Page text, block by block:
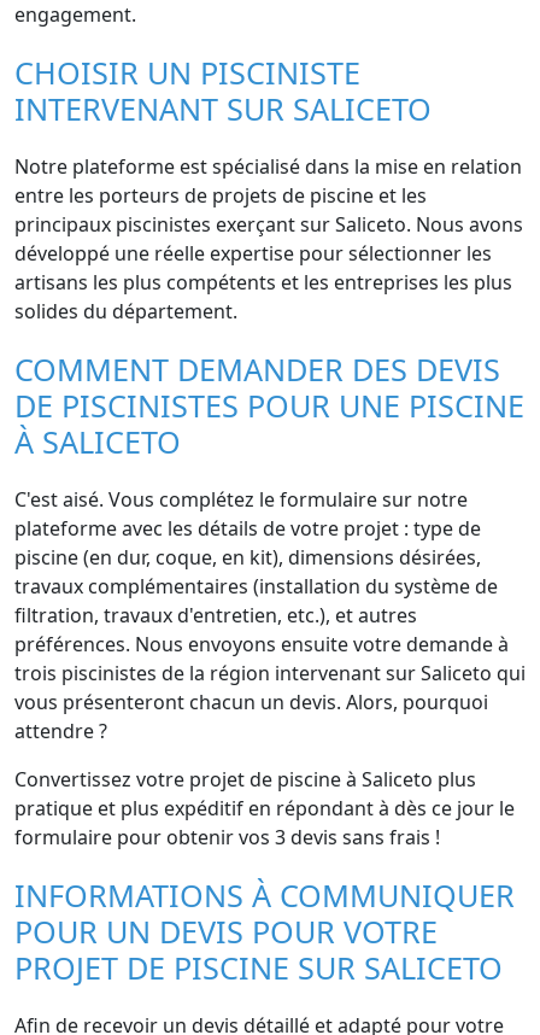
engagement.
CHOISIR UN PISCINISTE
INTERVENANT SUR SALICETO
Notre plateforme est spécialisé dans la mise en relation
entre les porteurs de projets de piscine et les
principaux piscinistes exerçant sur Saliceto. Nous avons
développé une réelle expertise pour sélectionner les
artisans les plus compétents et les entreprises les plus
solides du département.
COMMENT DEMANDER DES DEVIS
DE PISCINISTES POUR UNE PISCINE
À SALICETO
C'est aisé. Vous complétez le formulaire sur notre
plateforme avec les détails de votre projet : type de
piscine (en dur, coque, en kit), dimensions désirées,
travaux complémentaires (installation du système de
filtration, travaux d'entretien, etc.), et autres
préférences. Nous envoyons ensuite votre demande à
trois piscinistes de la région intervenant sur Saliceto qui
vous présenteront chacun un devis. Alors, pourquoi
attendre ?
Convertissez votre projet de piscine à Saliceto plus
pratique et plus expéditif en répondant à dès ce jour le
formulaire pour obtenir vos 3 devis sans frais !
INFORMATIONS À COMMUNIQUER
POUR UN DEVIS POUR VOTRE
PROJET DE PISCINE SUR SALICETO
Afin de recevoir un devis détaillé et adapté pour votre